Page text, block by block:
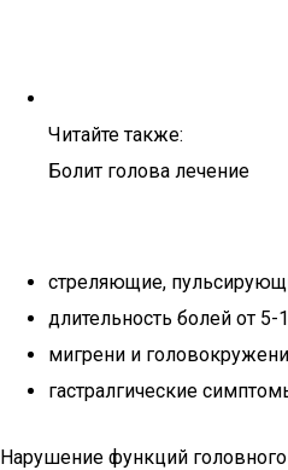
Читайте также:
Болит голова лечение
стреляющие,
длительность болей от
мигрени и
гастралгические
Нарушение функций